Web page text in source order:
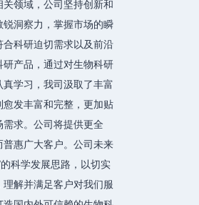
领域，公司坚持创新和
洞察力，掌握市场的瞬
合科研迫切需求以及前沿
产品，通过对生物科研
学习，我司汲取了丰富
发丰富和完整，更加贴
求。公司将提供更全
惠广大客户。公司未来
科学发展思路，以切实
理解并满足客户对我们服